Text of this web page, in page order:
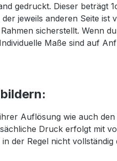
gedruckt. Dieser
der jeweils anderen Seite
sicherstellt. Wenn
Maße sind auf
Auflösung wie auch
Druck erfolgt mit
der Regel nicht vollständig